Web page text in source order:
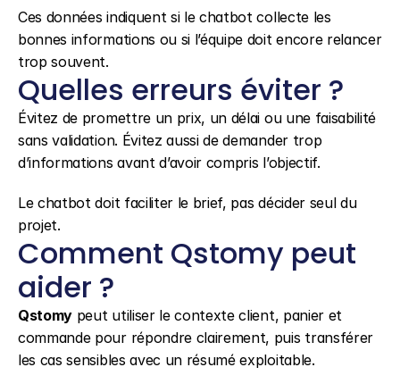
Ces données indiquent si le chatbot collecte les
bonnes informations ou si l’équipe doit encore relancer
trop souvent.
Quelles erreurs éviter ?
Évitez de promettre un prix, un délai ou une faisabilité
sans validation. Évitez aussi de demander trop
d’informations avant d’avoir compris l’objectif.
Le chatbot doit faciliter le brief, pas décider seul du
projet.
Comment Qstomy peut
aider ?
Qstomy peut utiliser le contexte client, panier et
commande pour répondre clairement, puis transférer
les cas sensibles avec un résumé exploitable.